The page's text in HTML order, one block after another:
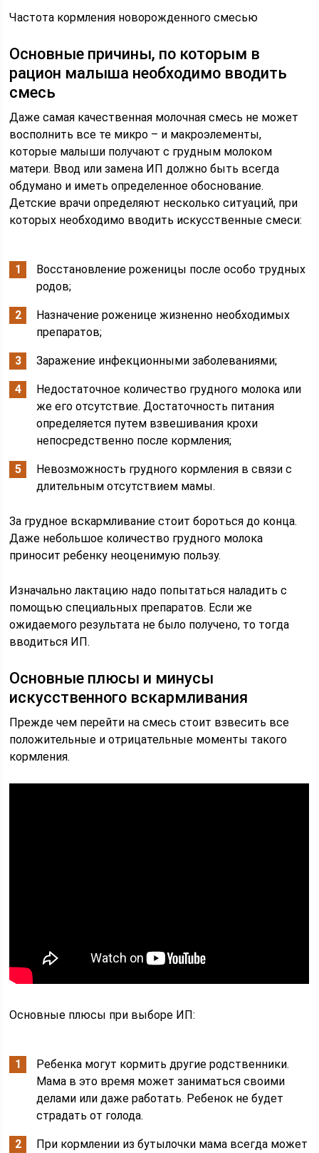
Частота кормления новорожденного смесью
Основные причины, по которым в
рацион малыша необходимо вводить
смесь
Даже самая качественная молочная смесь не может
восполнить все те микро – и макроэлементы,
которые малыши получают с грудным молоком
матери. Ввод или замена ИП должно быть всегда
обдумано и иметь определенное обоснование.
Детские врачи определяют несколько ситуаций, при
которых необходимо вводить искусственные смеси:
Восстановление роженицы после особо трудных
родов;
Назначение роженице жизненно необходимых
препаратов;
Заражение инфекционными заболеваниями;
Недостаточное количество грудного молока или
же его отсутствие. Достаточность питания
определяется путем взвешивания крохи
непосредственно после кормления;
Невозможность грудного кормления в связи с
длительным отсутствием мамы.
За грудное вскармливание стоит бороться до конца.
Даже небольшое количество грудного молока
приносит ребенку неоценимую пользу.
Изначально лактацию надо попытаться наладить с
помощью специальных препаратов. Если же
ожидаемого результата не было получено, то тогда
вводиться ИП.
Основные плюсы и минусы
искусственного вскармливания
Прежде чем перейти на смесь стоит взвесить все
положительные и отрицательные моменты такого
кормления.
Основные плюсы при выборе ИП:
Ребенка могут кормить другие родственники.
Мама в это время может заниматься своими
делами или даже работать. Ребенок не будет
страдать от голода.
При кормлении из бутылочки мама всегда может